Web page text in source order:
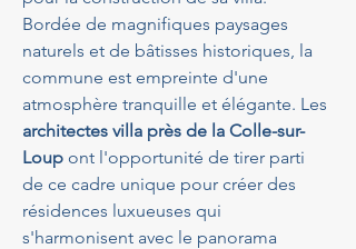
Bordée de magnifiques paysages
naturels et de bâtisses historiques, la
commune est empreinte d'une
atmosphère tranquille et élégante. Les
architectes villa près de la Colle-sur-
Loup ont l'opportunité de tirer parti
de ce cadre unique pour créer des
résidences luxueuses qui
s'harmonisent avec le panorama